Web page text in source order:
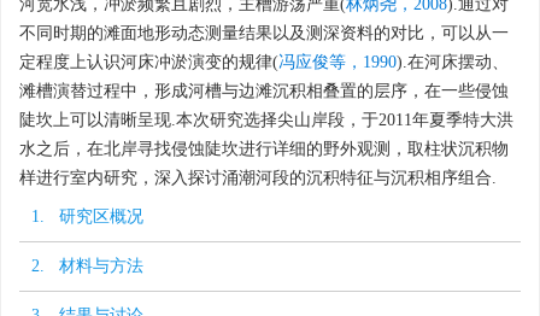
河宽水浅，冲淤频繁且剧烈，主槽游荡严重(林炳尧，2008).通过对
不同时期的滩面地形动态测量结果以及测深资料的对比，可以从一
定程度上认识河床冲淤演变的规律(冯应俊等，1990).在河床摆动、
滩槽演替过程中，形成河槽与边滩沉积相叠置的层序，在一些侵蚀
陡坎上可以清晰呈现.本次研究选择尖山岸段，于2011年夏季特大洪
水之后，在北岸寻找侵蚀陡坎进行详细的野外观测，取柱状沉积物
样进行室内研究，深入探讨涌潮河段的沉积特征与沉积相序组合.
1. 研究区概况
2. 材料与方法